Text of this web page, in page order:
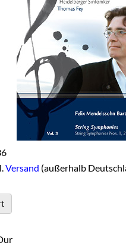
Versand (außerhalb